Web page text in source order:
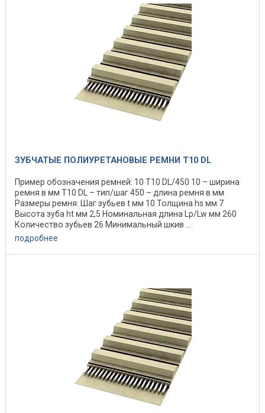
ЗУБЧАТЫЕ ПОЛИУРЕТАНОВЫЕ РЕМНИ T10 DL
Пример обозначения ремней: 10 Т10 DL/450 10 – ширина
ремня в мм Т10 DL – тип/шаг 450 – длина ремня в мм
Размеры ремня: Шаг зубьев t мм 10 Толщина hs мм 7
Высота зуба ht мм 2,5 Номинальная длина Lp/Lw мм 260
Количество зубьев 26 Минимальный шкив ...
подробнее